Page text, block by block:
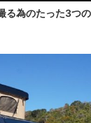
る為のたった3つ